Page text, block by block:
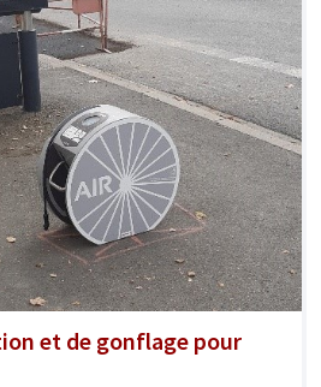
et de gonflage pour